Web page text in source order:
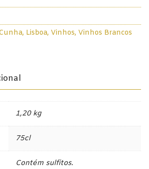
, Lisboa, Vinhos, Vinhos Brancos
1,20 kg
75cl
Contém sulfitos.